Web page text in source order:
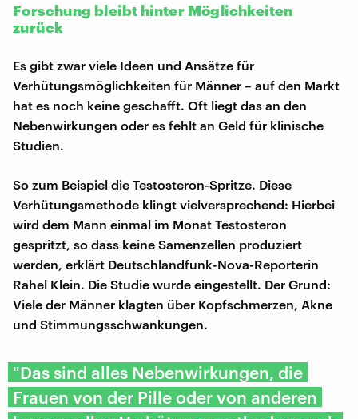
Forschung bleibt hinter Möglichkeiten
zurück
Es gibt zwar viele Ideen und Ansätze für
Verhütungsmöglichkeiten für Männer – auf den Markt
hat es noch keine geschafft. Oft liegt das an den
Nebenwirkungen oder es fehlt an Geld für klinische
Studien.
So zum Beispiel die Testosteron-Spritze. Diese
Verhütungsmethode klingt vielversprechend: Hierbei
wird dem Mann einmal im Monat Testosteron
gespritzt, so dass keine Samenzellen produziert
werden, erklärt Deutschlandfunk-Nova-Reporterin
Rahel Klein. Die Studie wurde eingestellt. Der Grund:
Viele der Männer klagten über Kopfschmerzen, Akne
und Stimmungsschwankungen.
"Das sind alles Nebenwirkungen, die
Frauen von der Pille oder von anderen